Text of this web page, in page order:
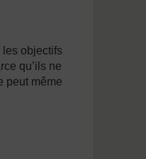
les objectifs
qu’ils ne
peut même